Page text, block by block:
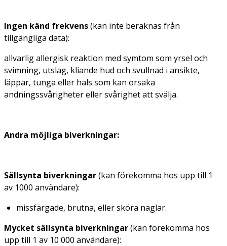
Ingen känd frekvens(kan inte beräknas från
tillgängliga data):
allvarlig allergisk reaktion med symtom som yrsel och
svimning, utslag, kliande hud och svullnad i ansikte,
läppar, tunga eller hals som kan orsaka
andningssvårigheter eller svårighet att svälja.
Andra möjliga biverkningar:
Sällsynta biverkningar(kan förekomma hos upp till 1
av 1000 användare):
missfärgade, brutna, eller sköra naglar.
Mycket sällsynta biverkningar(kan förekomma hos
upp till 1 av 10 000 användare):